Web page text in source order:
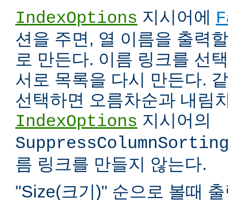
IndexOptions 지시어에
션을 주면, 열 이름을 출력
로 만든다. 이름 링크를 선
서로 목록을 다시 만든다.
선택하면 오름차순과 내림
IndexOptions 지시어의
름 링크를 만들지 않는다.
"Size(크기)" 순으로 볼때